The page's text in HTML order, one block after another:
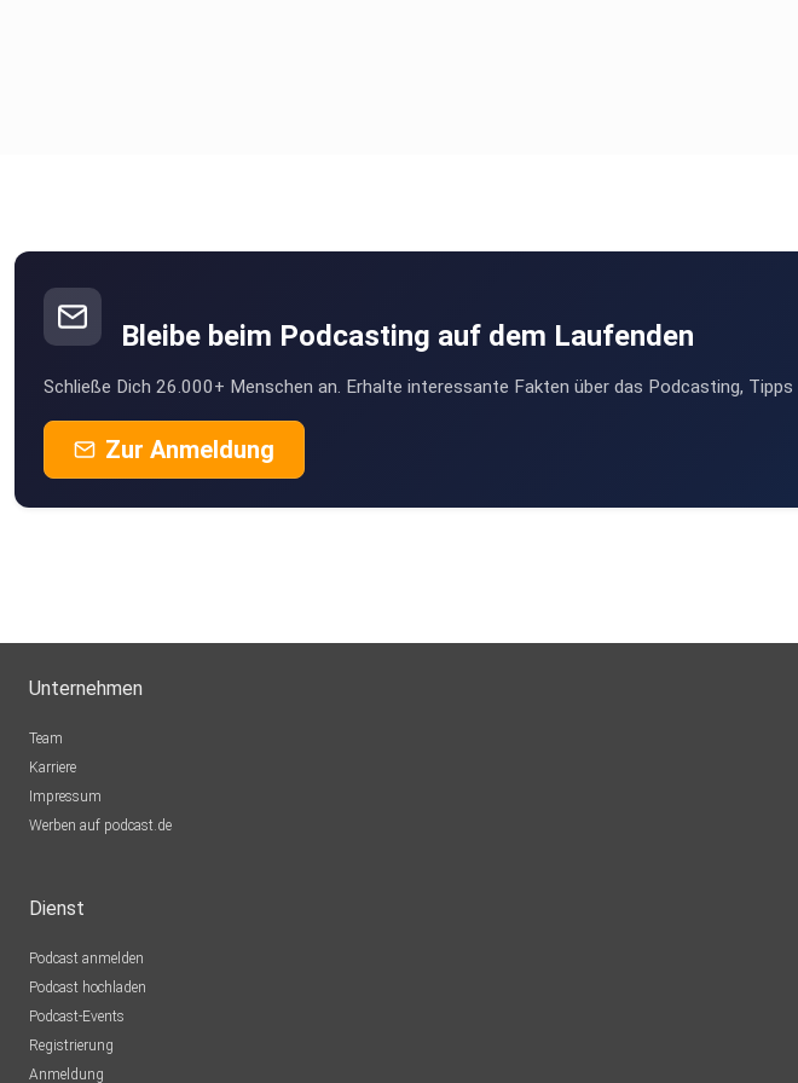
Bleibe beim Podcasting auf dem Laufenden
Schließe Dich 26.000+ Menschen an. Erhalte interessante Fakten über das Podcasting,
Zur Anmeldung
Unternehmen
Team
Karriere
Impressum
Werben auf podcast.de
Dienst
Podcast anmelden
Podcast hochladen
Podcast-Events
Registrierung
Anmeldung